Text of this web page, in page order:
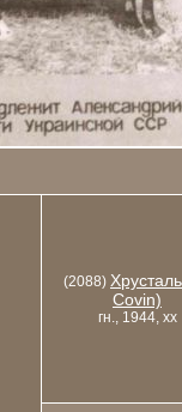
(2088)
Covin)
гн., 1944, xx